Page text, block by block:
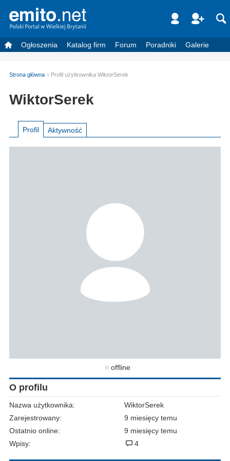
Ogłoszenia Katalog firm Forum Poradniki Galerie
Strona główna Profil użytkownika WiktorSerek
WiktorSerek
Profil Aktywność
offline
O profilu
Nazwa użytkownika:
WiktorSerek
Zarejestrowany:
9 miesięcy temu
Ostatnio online:
9 miesięcy temu
Wpisy:
4